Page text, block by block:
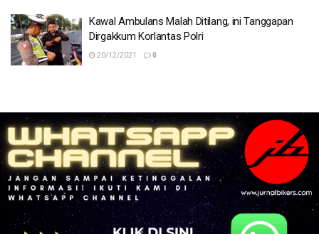
Kawal Ambulans Malah Ditilang, ini Tanggapan
Dirgakkum Korlantas Polri
20/12/2021 0